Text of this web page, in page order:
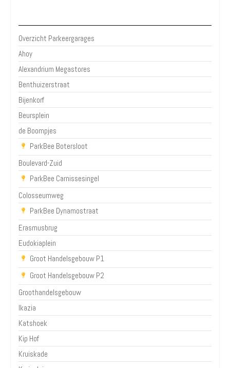
Overzicht Parkeergarages
Ahoy
Alexandrium Megastores
Benthuizerstraat
Bijenkorf
Beursplein
de Boompjes
ParkBee Botersloot
Boulevard-Zuid
ParkBee Carnissesingel
Colosseumweg
ParkBee Dynamostraat
Erasmusbrug
Eudokiaplein
Groot Handelsgebouw P1
Groot Handelsgebouw P2
Groothandelsgebouw
Ikazia
Katshoek
Kip Hof
Kruiskade